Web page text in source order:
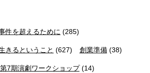
件を超えるために (285)
きるということ (627) 創業準備(38)
第7期演劇ワークショップ(14)